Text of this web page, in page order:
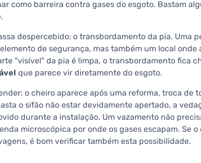
como barreira contra gases do esgoto. Bastam
despercebido: o transbordamento da pia. Uma
de segurança, mas também um local onde
"visível" da pia é limpa, o transbordamento fica
que parece vir diretamente do esgoto.
o cheiro aparece após uma reforma, troca de
o sifão não estar devidamente apertado, a
durante a instalação. Um vazamento não
microscópica por onde os gases escapam. Se o
é bom verificar também esta possibilidade.